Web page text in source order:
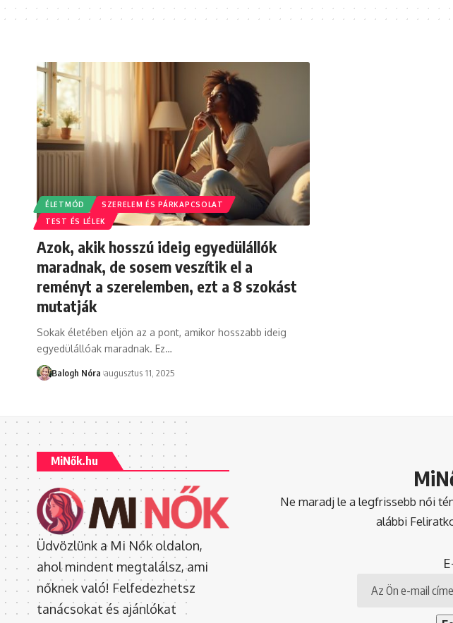
ÉLETMÓD
SZERELEM ÉS PÁRKAPCSOLAT
TEST ÉS LÉLEK
Azok, akik hosszú ideig egyedülállók
maradnak, de sosem veszítik el a
reményt a szerelemben, ezt a 8 szokást
mutatják
Sokak életében eljön az a pont, amikor hosszabb ideig
egyedülállóak maradnak. Ez…
Balogh Nóra augusztus 11, 2025
MiNők.hu
Üdvözlünk a Mi Nők oldalon,
ahol mindent megtalálsz, ami
nőknek való! Felfedezhetsz
tanácsokat és ajánlókat
Ne maradj le a legfrissebb női
alábbi